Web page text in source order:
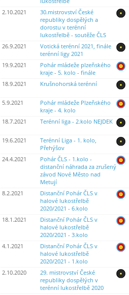
2.10.2021
30.mistrovství České
republiky dospělých a
dorostu v terénní
lukostřelbě - soutěže ČLS
26.9.2021
Votická terénní 2021, finále
terénní ligy 2021
19.9.2021
Pohár mládeže plzeňského
kraje - 5. kolo - finále
18.9.2021 Krušnohorská terénní
5.9.2021
Pohár mládeže Plzeňského
kraje - 4. kolo
18.7.2021 Terénní liga - 2.kolo NEJDEK
19.6.2021
Terénní Liga - 1. kolo,
Přehýšov
24.4.2021
Pohár ČLS - 1.kolo -
distanční náhrada za zrušený
závod Nové Město nad
Metují
8.2.2021
Distanční Pohár ČLS v
halové lukostřelbě
2020/2021 - 6.kolo
18.1.2021
Distanční Pohár ČLS v
halové lukostřelbě
2020/2021 - 3.kolo
4.1.2021
Distanční Pohár ČLS v
halové lukostřelbě
2020/2021 - 1.kolo
2.10.2020
29. mistrovství České
republiky dospělých v
terénní lukostřelbě 2020